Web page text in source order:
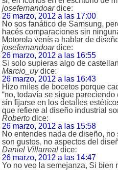
josefernandoar dice:
26 marzo, 2012 a las 17:00
No sos fanático de Samsung,
hacés comparaciones sin
Motorola venís a hablar de
josefernandoar dice:
26 marzo, 2012 a las 16:55
Si solo supieras algo de
Marcio_uy dice:
26 marzo, 2012 a las 16:43
Hizo miles de bocetos porque
“no, todavía se sigue
sin fijarse en los detalles
que refiere al diseño industrial
Roberto dice:
26 marzo, 2012 a las 15:58
No entendes nada de diseño,
son gustos, no aspectos del
Daniel Villarreal dice:
26 marzo, 2012 a las 14:47
Yo no veo la semejanza, Si bien